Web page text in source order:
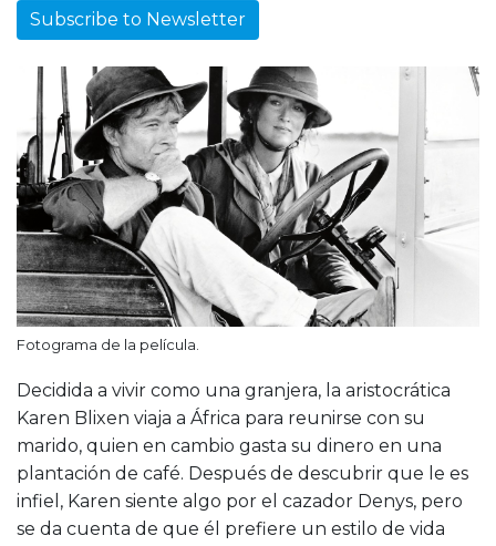
Subscribe to Newsletter
Fotograma de la película.
Decidida a vivir como una granjera, la aristocrática
Karen Blixen viaja a África para reunirse con su
marido, quien en cambio gasta su dinero en una
plantación de café. Después de descubrir que le es
infiel, Karen siente algo por el cazador Denys, pero
se da cuenta de que él prefiere un estilo de vida